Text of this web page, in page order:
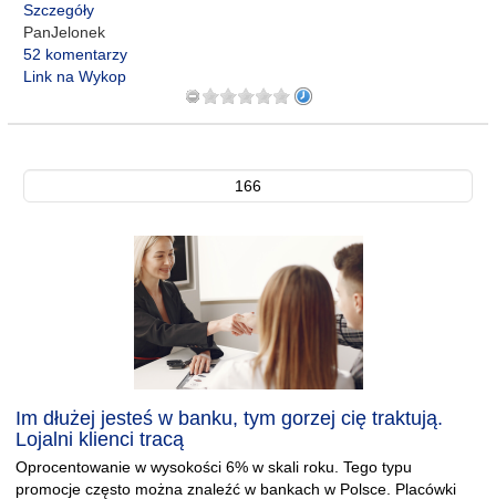
Szczegóły
PanJelonek
52 komentarzy
Link na Wykop
166
Im dłużej jesteś w banku, tym gorzej cię traktują.
Lojalni klienci tracą
Oprocentowanie w wysokości 6% w skali roku. Tego typu
promocje często można znaleźć w bankach w Polsce. Placówki